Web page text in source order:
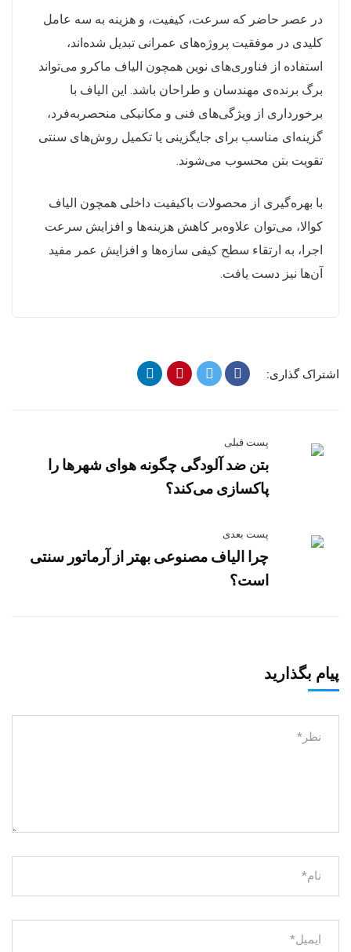
در عصر حاضر که سرعت، کیفیت، و هزینه به سه عامل
کلیدی در موفقیت پروژه‌های عمرانی تبدیل شده‌اند،
استفاده از فناوری‌های نوین همچون الیاف ماکرو می‌تواند
برگ برنده‌ی مهندسان و طراحان باشد. این الیاف با
برخورداری از ویژگی‌های فنی و مکانیکی منحصر‌به‌فرد،
گزینه‌ای مناسب برای جایگزینی یا تکمیل روش‌های سنتی
تقویت بتن محسوب می‌شوند.
با بهره‌گیری از محصولات باکیفیت داخلی همچون الیاف
کوالا، می‌توان علاوه‌بر کاهش هزینه‌ها و افزایش سرعت
اجرا، به ارتقاء سطح کیفی سازه‌ها و افزایش عمر مفید
آن‌ها نیز دست یافت.
اشتراک گذاری:
پست قبلی
بتن ضد آلودگی چگونه هوای شهرها را
پاکسازی می‌کند؟
پست بعدی
چرا الیاف مصنوعی بهتر از آرماتور سنتی
است؟
پیام بگذارید